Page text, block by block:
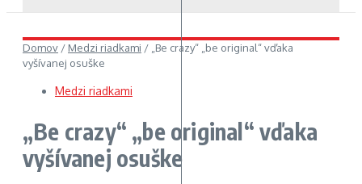
Domov / Medzi riadkami / „Be crazy“ „be original“ vďaka
vyšívanej osuške
Medzi riadkami
„Be crazy“ „be original“ vďaka
vyšívanej osuške